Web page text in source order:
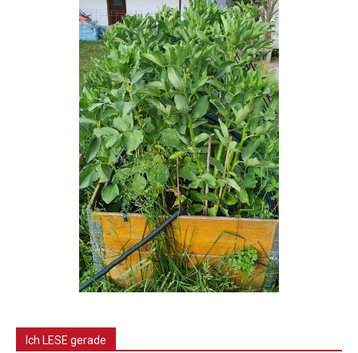
Ich LESE gerade